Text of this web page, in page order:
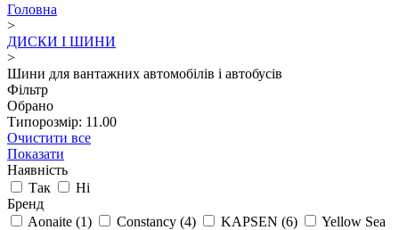
Головна
>
ДИСКИ І ШИНИ
>
Шини для вантажних автомобілів і автобусів
Фільтр
Обрано
Типорозмір: 11.00
Очистити все
Показати
Наявність
Так
Ні
Бренд
Aonaite (1) Constancy (4) KAPSEN (6)
Yellow Sea